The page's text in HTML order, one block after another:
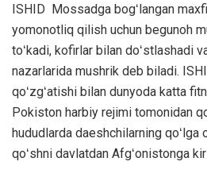
ISHID Mossadga bogʻlangan
yomonotliq qilish uchun begunoh
toʻkadi, kofirlar bilan doʻstlashadi
nazarlarida mushrik deb biladi.
qoʻzgʻatishi bilan dunyoda katta
Pokiston harbiy rejimi tomonidan
hududlarda daeshchilarning qoʻlga
qoʻshni davlatdan Afgʻonistonga